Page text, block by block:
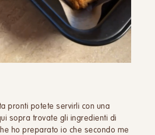
pronti potete servirli con una
sopra trovate gli ingredienti di
ho preparato io che secondo me